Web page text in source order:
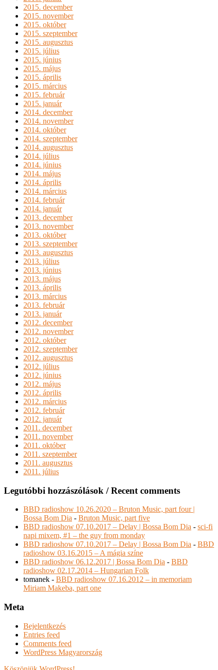
2015. december
2015. november
2015. október
2015. szeptember
2015. augusztus
2015. július
2015. június
2015. május
2015. április
2015. március
2015. február
2015. január
2014. december
2014. november
2014. október
2014. szeptember
2014. augusztus
2014. július
2014. június
2014. május
2014. április
2014. március
2014. február
2014. január
2013. december
2013. november
2013. október
2013. szeptember
2013. augusztus
2013. július
2013. június
2013. május
2013. április
2013. március
2013. február
2013. január
2012. december
2012. november
2012. október
2012. szeptember
2012. augusztus
2012. július
2012. június
2012. május
2012. április
2012. március
2012. február
2012. január
2011. december
2011. november
2011. október
2011. szeptember
2011. augusztus
2011. július
Legutóbbi hozzászólások / Recent comments
BBD radioshow 10.26.2020 – Bruton Music, part four |
Bossa Bom Dia - Bruton Music, part five
BBD radioshow 07.10.2017 – Delay | Bossa Bom Dia - sci-fi
napi mixem, #1 – the guy from monday
BBD radioshow 07.10.2017 – Delay | Bossa Bom Dia - BBD
radioshow 03.16.2015 – A mágia színe
BBD radioshow 06.12.2017 | Bossa Bom Dia - BBD
radioshow 02.17.2014 – Hungarian Folk
tomanek - BBD radioshow 07.16.2012 – in memoriam
Miriam Makeba, part one
Meta
Bejelentkezés
Entries feed
Comments feed
WordPress Magyarország